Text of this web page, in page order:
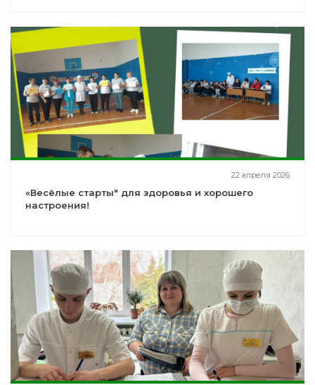
22 апреля 2026
«Весёлые старты" для здоровья и хорошего
настроения!